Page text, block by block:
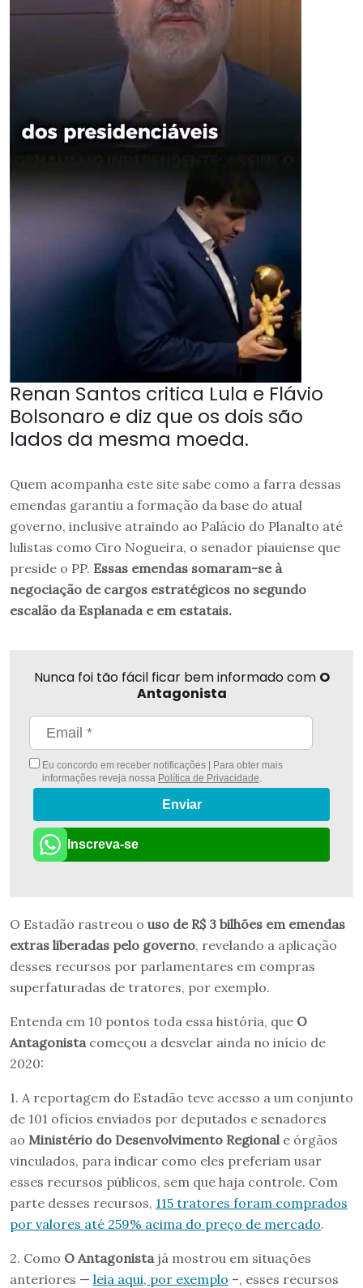
Renan Santos critica Lula e Flávio
Bolsonaro e diz que os dois são
lados da mesma moeda.
Quem acompanha este site sabe como a farra dessas
emendas garantiu a formação da base do atual
governo, inclusive atraindo ao Palácio do Planalto até
lulistas como Ciro Nogueira, o senador piauiense que
preside o PP. Essas emendas somaram-se à
negociação de cargos estratégicos no segundo
escalão da Esplanada e em estatais.
Nunca foi tão fácil ficar bem informado com O
Antagonista
Eu concordo em receber notificações | Para obter mais
informações reveja nossa Política de Privacidade.
Enviar
Inscreva-se
O Estadão rastreou o uso de R$ 3 bilhões em emendas
extras liberadas pelo governo, revelando a aplicação
desses recursos por parlamentares em compras
superfaturadas de tratores, por exemplo.
Entenda em 10 pontos toda essa história, que O
Antagonista começou a desvelar ainda no início de
2020:
1. A reportagem do Estadão teve acesso a um conjunto
de 101 ofícios enviados por deputados e senadores
ao Ministério do Desenvolvimento Regional e órgãos
vinculados, para indicar como eles preferiam usar
esses recursos públicos, sem que haja controle. Com
parte desses recursos, 115 tratores foram comprados
por valores até 259% acima do preço de mercado.
2. Como O Antagonista já mostrou em situações
anteriores — leia aqui, por exemplo –, esses recursos